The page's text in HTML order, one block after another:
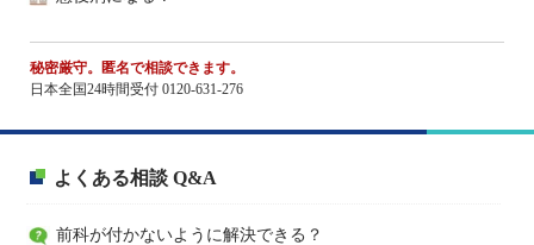
秘密厳守。匿名で相談できます。
日本全国24時間受付 0120-631-276
よくある相談 Q&A
前科が付かないように解決できる？